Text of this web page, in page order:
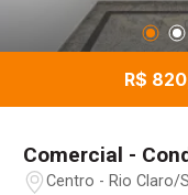
R$
Comercial -
Centro - Rio Claro/